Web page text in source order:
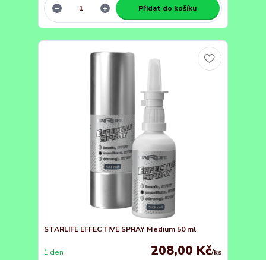
Přidat do košíku
STARLIFE EFFECTIVE SPRAY Medium 50 ml
208,00 Kč/ks
1 den